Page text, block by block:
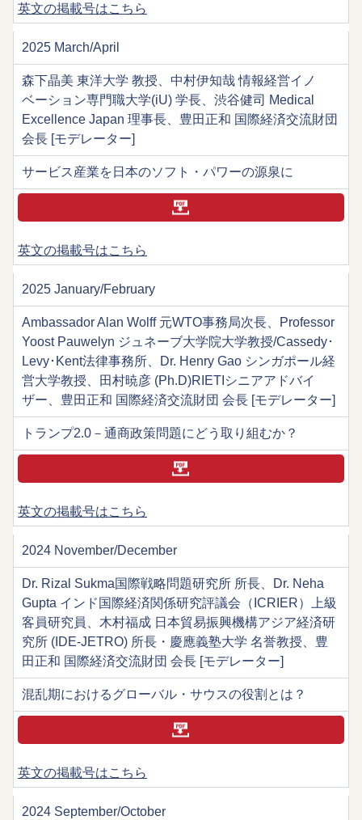
英文の掲載号はこちら
2025 March/April
森下晶美 東洋大学 教授、中村伊知哉 情報経営イノ
ベーション専門職大学(iU) 学長、渋谷健司 Medical
Excellence Japan 理事長、豊田正和 国際経済交流財団
会長 [モデレーター]
サービス産業を日本のソフト・パワーの源泉に
英文の掲載号はこちら
2025 January/February
Ambassador Alan Wolff 元WTO事務局次長、Professor
Yoost Pauwelyn ジュネーブ大学院大学教授/Cassedy･
Levy･Kent法律事務所、Dr. Henry Gao シンガポール経
営大学教授、田村暁彦 (Ph.D)RIETIシニアアドバイ
ザー、豊田正和 国際経済交流財団 会長 [モデレーター]
トランプ2.0－通商政策問題にどう取り組むか？
英文の掲載号はこちら
2024 November/December
Dr. Rizal Sukma国際戦略問題研究所 所長、Dr. Neha
Gupta インド国際経済関係研究評議会（ICRIER）上級
客員研究員、木村福成 日本貿易振興機構アジア経済研
究所 (IDE-JETRO) 所長・慶應義塾大学 名誉教授、豊
田正和 国際経済交流財団 会長 [モデレーター]
混乱期におけるグローバル・サウスの役割とは？
英文の掲載号はこちら
2024 September/October